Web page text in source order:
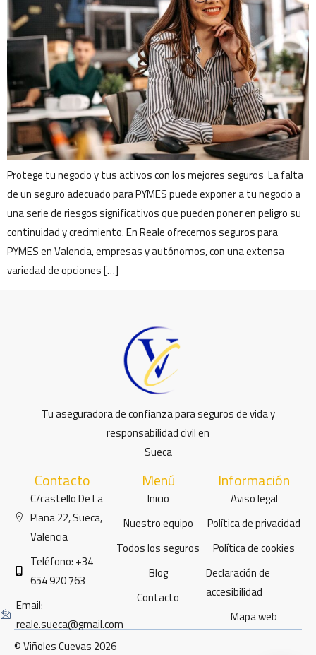
Protege tu negocio y tus activos con los mejores seguros La falta
de un seguro adecuado para PYMES puede exponer a tu negocio a
una serie de riesgos significativos que pueden poner en peligro su
continuidad y crecimiento. En Reale ofrecemos seguros para
PYMES en Valencia, empresas y autónomos, con una extensa
variedad de opciones […]
Tu aseguradora de confianza para seguros de vida y
responsabilidad civil en
Sueca
Contacto
C/castello De La
Plana 22, Sueca,
Valencia
Teléfono: +34
654 920 763
Email:
reale.sueca@gmail.com
Menú
Inicio
Nuestro equipo
Todos los seguros
Blog
Contacto
Información
Aviso legal
Política de privacidad
Política de cookies
Declaración de
accesibilidad
Mapa web
© Viñoles Cuevas 2026